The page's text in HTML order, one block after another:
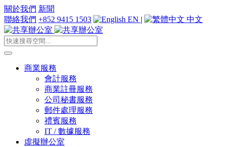
關於我們 新聞
聯絡我們 +852 9415 1503 EN | 中文
商業服務
會計服務
商業註冊服務
公司秘書服務
郵件處理服務
禮賓服務
IT / 數據服務
虛擬辦公室